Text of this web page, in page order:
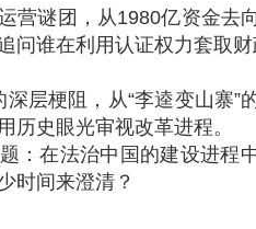
营谜团，从1980亿资金去
谁在利用认证权力套取财
层梗阻，从“李逵变山寨”
史眼光审视改革进程。
：在法治中国的建设进程
时间来澄清？